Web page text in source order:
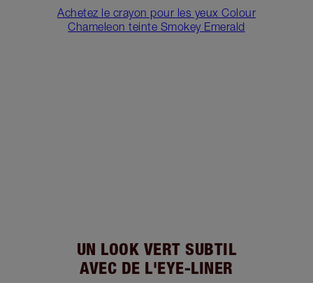
Achetez le crayon pour les yeux Colour
Chameleon teinte Smokey Emerald
UN LOOK VERT SUBTIL
AVEC DE L'EYE-LINER